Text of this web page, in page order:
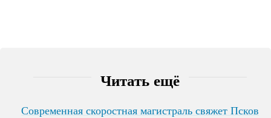
Читать ещё
Современная скоростная магистраль свяжет Псков